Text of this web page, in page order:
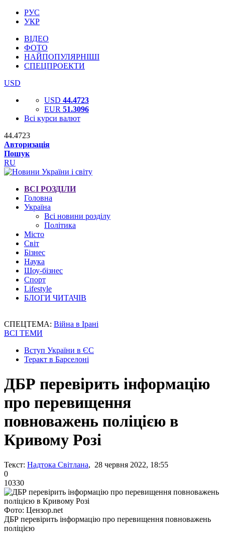
РУС
УКР
ВІДЕО
ФОТО
НАЙПОПУЛЯРНІШІ
СПЕЦПРОЕКТИ
USD
USD 44.4723
EUR 51.3096
Всі курси валют
44.4723
Авторизація
Пошук
RU
ВСІ РОЗДІЛИ
Головна
Україна
Всі новини розділу
Політика
Місто
Світ
Бізнес
Наука
Шоу-бізнес
Спорт
Lifestyle
БЛОГИ ЧИТАЧІВ
СПЕЦТЕМА: Війна в Ірані
ВСІ ТЕМИ
Вступ України в ЄС
Теракт в Барселоні
ДБР перевірить інформацію
про перевищення
повноважень поліцією в
Кривому Розі
Текст: Надтока Світлана, 28 червня 2022, 18:55
0
10330
Фото: Цензор.net
ДБР перевірить інформацію про перевищення повноважень
поліцією